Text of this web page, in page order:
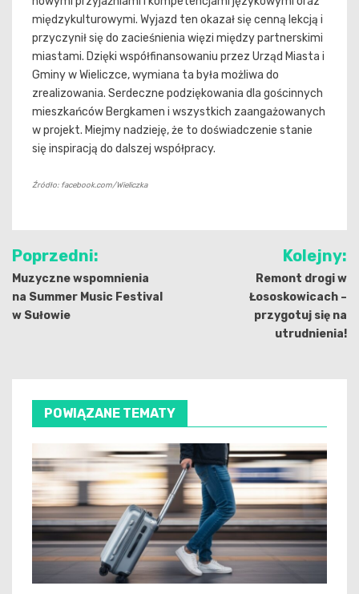
międzykulturowymi. Wyjazd ten okazał się cenną lekcją i
przyczynił się do zacieśnienia więzi między partnerskimi
miastami. Dzięki współfinansowaniu przez Urząd Miasta i
Gminy w Wieliczce, wymiana ta była możliwa do
zrealizowania. Serdeczne podziękowania dla gościnnych
mieszkańców Bergkamen i wszystkich zaangażowanych
w projekt. Miejmy nadzieję, że to doświadczenie stanie
się inspiracją do dalszej współpracy.
Źródło: facebook.com/Wieliczka
Nawigacja
wpisu
Poprzedni:
Muzyczne wspomnienia
na Summer Music Festival
w Sułowie
Kolejny:
Remont drogi w
Łososkowicach –
przygotuj się na
utrudnienia!
POWIĄZANE TEMATY